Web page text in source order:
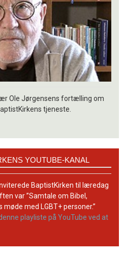
Ole Jørgensens fortælling om
tjeneste.
YOUTUBE-KANAL
BaptistKirken til læredag
var ”Samtale om Bibel,
med LGBT+ personer.”
playliste på YouTube ved at